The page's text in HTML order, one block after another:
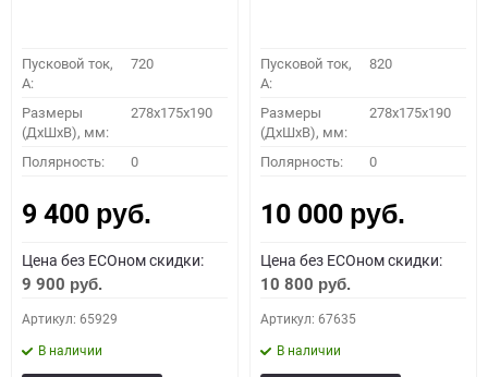
Пусковой ток,
A:
720
Размеры
(ДхШхВ), мм:
278x175x190
Полярность: 0
9 400 руб.
Цена без ECOном скидки:
9 900 руб.
Артикул: 65929
В наличии
Пусковой ток,
A:
820
Размеры
(ДхШхВ), мм:
278x175x190
Полярность: 0
10 000 руб.
Цена без ECOном скидки:
10 800 руб.
Артикул: 67635
В наличии